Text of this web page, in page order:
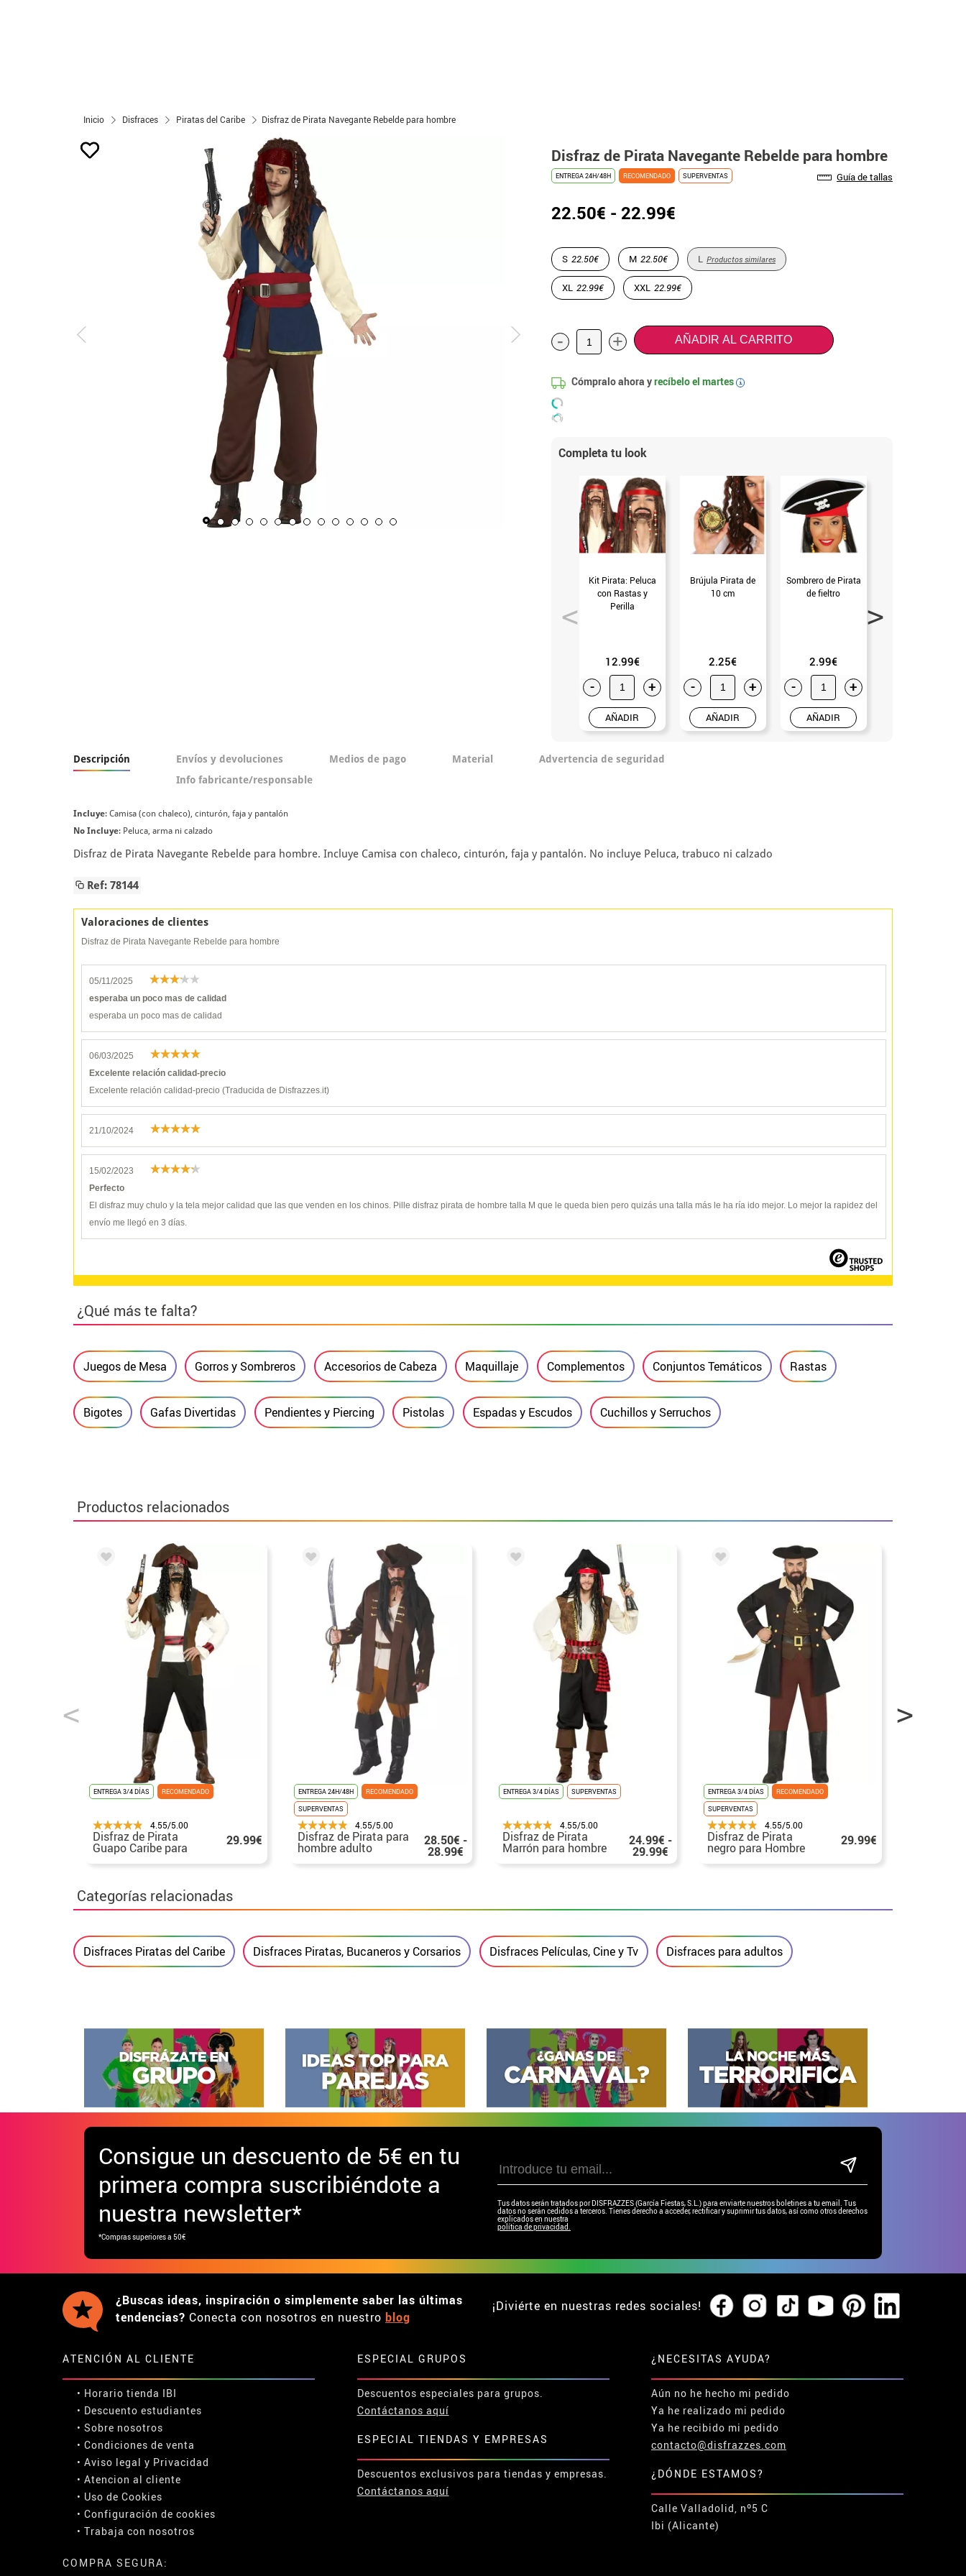
Inicio Disfraces Piratas del Caribe Disfraz de Pirata Navegante Rebelde para hombre
Disfraz de Pirata Navegante Rebelde para hombre
ENTREGA 24H/48H RECOMENDADO SUPERVENTAS Guía de tallas
22.50€ - 22.99€
S 22.50€ M 22.50€ L Productos similares
XL 22.99€ XXL 22.99€
- + AÑADIR AL CARRITO
Cómpralo ahora yrecíbelo el martes i
Completa tu look
Kit Pirata: Peluca
con Rastas y
Perilla
12.99€
- +
AÑADIR
Brújula Pirata de
10 cm
2.25€
- +
AÑADIR
Sombrero de Pirata
de fieltro
2.99€
- +
AÑADIR
Descripción Envíos y devoluciones Medios de pago Material
Advertencia de seguridad
Info fabricante/responsable
Incluye: Camisa (con chaleco), cinturón, faja y pantalón
No Incluye: Peluca, arma ni calzado
Disfraz de Pirata Navegante Rebelde para hombre. Incluye Camisa con chaleco, cinturón, faja y pantalón. No incluye Peluca, trabuco ni calzado
Ref: 78144
Valoraciones de clientes
Disfraz de Pirata Navegante Rebelde para hombre
05/11/2025
esperaba un poco mas de calidad
esperaba un poco mas de calidad
06/03/2025
Excelente relación calidad-precio
Excelente relación calidad-precio (Traducida de Disfrazzes.it)
21/10/2024
15/02/2023
Perfecto
El disfraz muy chulo y la tela mejor calidad que las que venden en los chinos. Pille disfraz pirata de hombre talla M que le queda bien pero quizás una talla más le ha ría ido mejor. Lo mejor la rapidez del
envío me llegó en 3 días.
¿Qué más te falta?
Juegos de Mesa Gorros y Sombreros Accesorios de Cabeza Maquillaje Complementos Conjuntos Temáticos Rastas
Bigotes Gafas Divertidas Pendientes y Piercing Pistolas Espadas y Escudos Cuchillos y Serruchos
Productos relacionados
ENTREGA 3/4 DÍAS RECOMENDADO
4.55/5.00
Disfraz de Pirata
Guapo Caribe para
hombre
29.99€
ENTREGA 24H/48H
RECOMENDADO
SUPERVENTAS
4.55/5.00
Disfraz de Pirata para
hombre adulto 28.50€ -
28.99€
ENTREGA 3/4 DÍAS SUPERVENTAS
4.55/5.00
Disfraz de Pirata
Marrón para hombre 24.99€ -
29.99€
ENTREGA 3/4 DÍAS
RECOMENDADO
SUPERVENTAS
4.55/5.00
Disfraz de Pirata
negro para Hombre 29.99€
Categorías relacionadas
Disfraces Piratas del Caribe Disfraces Piratas, Bucaneros y Corsarios Disfraces Películas, Cine y Tv Disfraces para adultos
Consigue un descuento de 5€ en tu
primera compra suscribiéndote a
nuestra newsletter*
*Compras superiores a 50€
Tus datos serán tratados por DISFRAZZES (García Fiestas, S.L.) para enviarte nuestros boletines a tu email. Tus
datos no serán cedidos a terceros. Tienes derecho a acceder, rectificar y suprimir tus datos, así como otros derechos
explicados en nuestra
política de privacidad.
¿Buscas ideas, inspiración o simplemente saber las últimas
tendencias? Conecta con nosotros en nuestro blog
¡Diviérte en nuestras redes sociales!
ATENCIÓN AL CLIENTE
• Horario tienda IBI
• Descuento estudiantes
• Sobre nosotros
• Condiciones de venta
• Aviso legal y Privacidad
• Atencion al cliente
• Uso de Cookies
• Configuración de cookies
• Trabaja con nosotros
ESPECIAL GRUPOS
Descuentos especiales para grupos.
Contáctanos aquí
ESPECIAL TIENDAS Y EMPRESAS
Descuentos exclusivos para tiendas y empresas.
Contáctanos aquí
¿NECESITAS AYUDA?
Aún no he hecho mi pedido
Ya he realizado mi pedido
Ya he recibido mi pedido
contacto@disfrazzes.com
¿DÓNDE ESTAMOS?
Calle Valladolid, nº5 C
Ibi (Alicante)
COMPRA SEGURA: